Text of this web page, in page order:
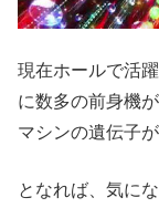
現在ホールで活
に数多の前身機
マシンの遺伝子
となれば、気に